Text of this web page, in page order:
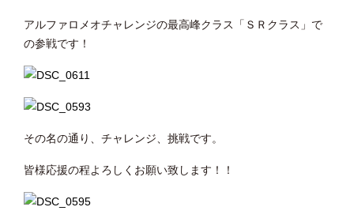
アルファロメオチャレンジの最高峰クラス「ＳＲクラス」で
の参戦です！
その名の通り、チャレンジ、挑戦です。
皆様応援の程よろしくお願い致します！！